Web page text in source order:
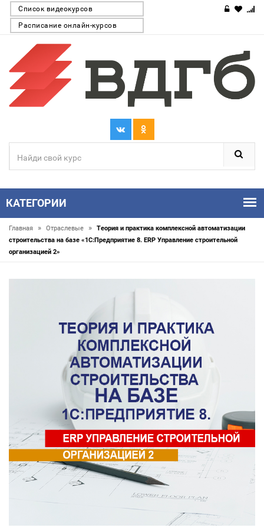
Список видеокурсов
Расписание онлайн-курсов
КАТЕГОРИИ
Главная » Отраслевые »
Теория и практика комплексной автоматизации
строительства на базе «1С:Предприятие 8. ERP Управление строительной
организацией 2»